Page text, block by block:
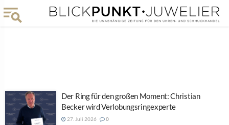
Der Ring für den großen Moment: Christian
Becker wird Verlobungsringexperte
27. Juli 2026 0